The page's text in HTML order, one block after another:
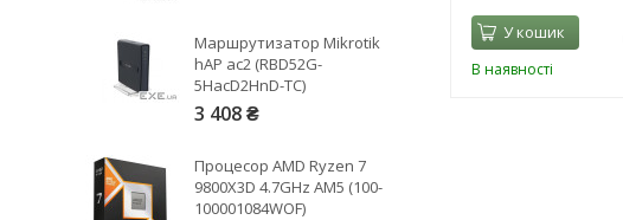
У кошик
В наявності
63Маршрутизатор Mikrotik
hAP ac2 (RBD52G-
5HacD2HnD-TC)
3 408 ₴
Процесор AMD Ryzen 7
9800X3D 4.7GHz AM5 (100-
100001084WOF)